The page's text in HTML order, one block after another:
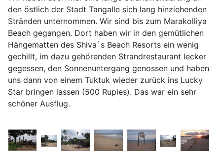
den östlich der Stadt Tangalle sich lang hinziehenden
Stränden unternommen. Wir sind bis zum Marakolliya
Beach gegangen. Dort haben wir in den gemütlichen
Hängematten des Shiva`s Beach Resorts ein wenig
gechillt, im dazu gehörenden Strandrestaurant lecker
gegessen, den Sonnenuntergang genossen und haben
uns dann von einem Tuktuk wieder zurück ins Lucky
Star bringen lassen (500 Rupies). Das war ein sehr
schöner Ausflug.